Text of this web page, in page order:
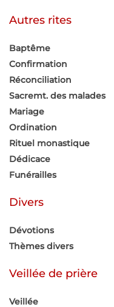
Autres rites
Baptême
Confirmation
Réconciliation
Sacremt. des malades
Mariage
Ordination
Rituel monastique
Dédicace
Funérailles
Divers
Dévotions
Thèmes divers
Veillée de prière
Veillée